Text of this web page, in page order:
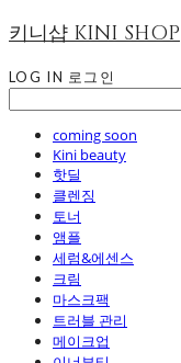
키니샵 KINI SHOP
LOG IN 로그인
coming soon
Kini beauty
핫딜
클렌징
토너
앰플
세럼&에센스
크림
마스크팩
트러블 관리
메이크업